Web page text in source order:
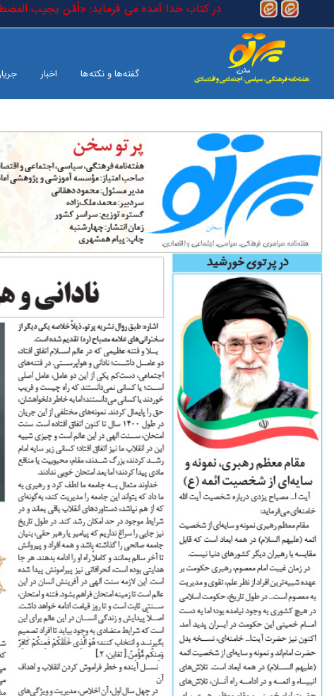
رفتن به محتوای اصلی
السلام)) مضطر (حقیقی) است که در کتاب خدا آمده می فرماید: «اَمَّن یجیب
گفته‌ها و نکته‌ها اخبار
بین الملل صفحه آخر